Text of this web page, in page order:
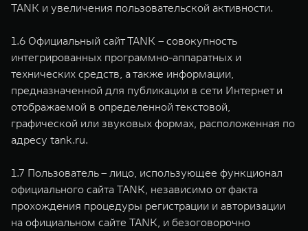
TANK и увеличения пользовательской активности.
1.6 Официальный сайт TANK – совокупность
интегрированных программно-аппаратных и
технических средств, а также информации,
предназначенной для публикации в сети Интернет и
отображаемой в определенной текстовой,
графической или звуковых формах, расположенная по
адресу tank.ru.
1.7 Пользователь – лицо, использующее функционал
официального сайта TANK, независимо от факта
прохождения процедуры регистрации и авторизации
на официальном сайте TANK, и безоговорочно